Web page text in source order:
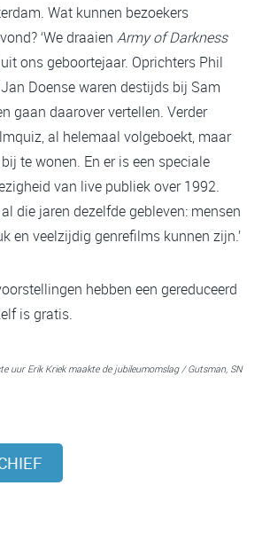
Wat kunnen bezoekers
‘We draaien Army of Darkness
ons geboortejaar. Oprichters Phil
Doense waren destijds bij Sam
gaan daarover vertellen. Verder
al helemaal volgeboekt, maar
te wonen. En er is een speciale
van live publiek over 1992.
die jaren dezelfde gebleven: mensen
en veelzijdig genrefilms kunnen zijn.’
hebben een gereduceerd
is gratis.
uur Erik Kriek maakte de jubileumomslag / Gutsman, SN